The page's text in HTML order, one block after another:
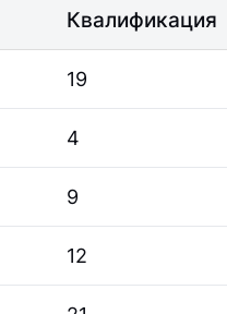
Квалификация
19
4
9
12